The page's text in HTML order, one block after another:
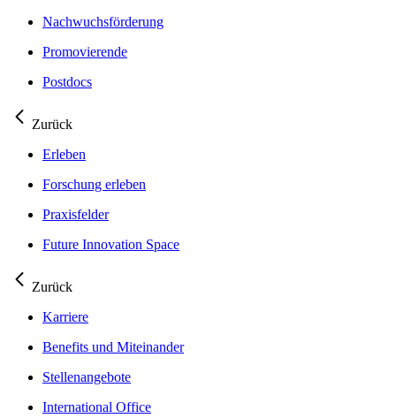
Nachwuchsförderung
Promovierende
Postdocs
Zurück
Erleben
Forschung erleben
Praxisfelder
Future Innovation Space
Zurück
Karriere
Benefits und Miteinander
Stellenangebote
International Office